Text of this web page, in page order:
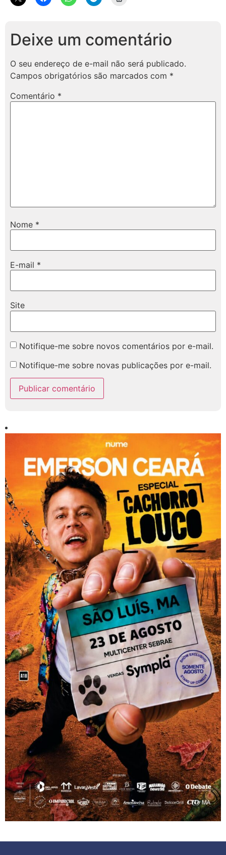
Deixe um comentário
O seu endereço de e-mail não será publicado.
Campos obrigatórios são marcados com *
Comentário *
Nome *
E-mail *
Site
Notifique-me sobre novos comentários por e-mail.
Notifique-me sobre novas publicações por e-mail.